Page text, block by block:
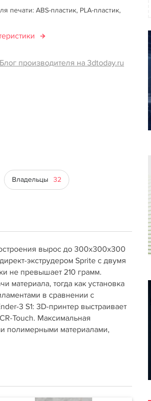
печати: ABS-пластик, PLA-пластик,
Блог производителя на 3dtoday.ru
Владельцы 32
вырос до 300х300х300
экструдером Sprite c двумя
не превышает 210 грамм.
материала, тогда как установка
в сравнении с
3 S1: 3D-принтер выстраивает
Touch. Максимальная
полимерными материалами,